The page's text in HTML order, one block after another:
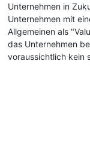
Unternehmen in
Unternehmen mit
Allgemeinen als
das Unternehmen
voraussichtlich kein